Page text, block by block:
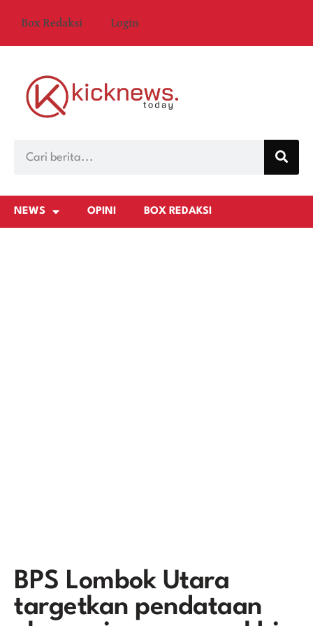
Box Redaksi Login
NEWS OPINI BOX REDAKSI
BPS Lombok Utara
targetkan pendataan